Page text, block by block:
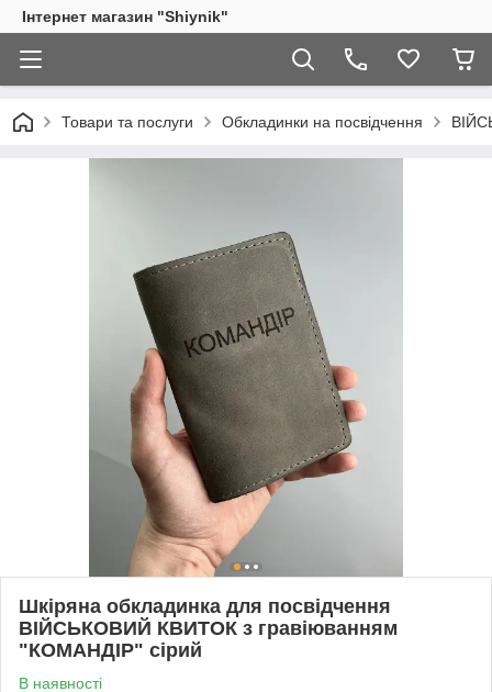
Інтернет магазин "Shiynik"
Товари та послуги Обкладинки на посвідчення
Шкіряна обкладинка для посвідчення
ВІЙСЬКОВИЙ КВИТОК з гравіюванням
"КОМАНДІР" сірий
В наявності